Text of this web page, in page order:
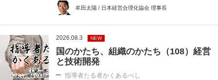
牟田太陽 / 日本経営合理化協会 理事長
2026.08.3 NEW
国のかたち、組織のかたち（108）経営
と技術開発
指導者たる者かくあるべし